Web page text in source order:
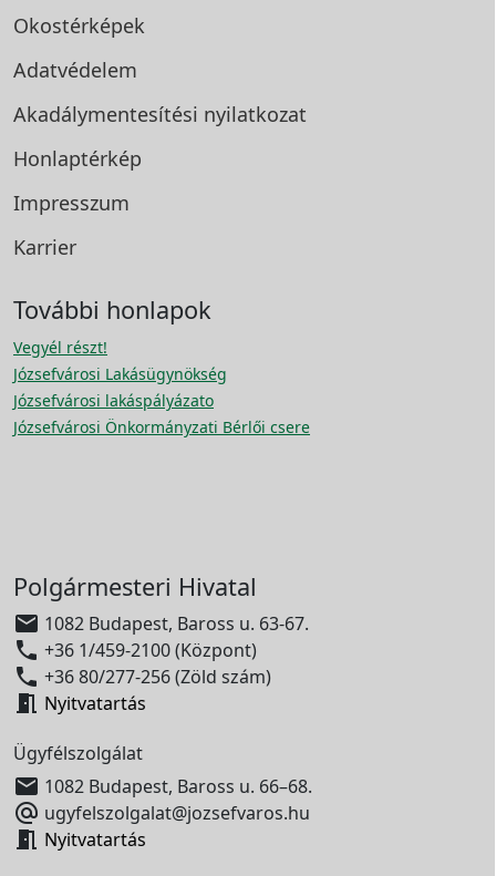
Okostérképek
Adatvédelem
Akadálymentesítési nyilatkozat
Honlaptérkép
Impresszum
Karrier
További honlapok
Vegyél részt!
Józsefvárosi Lakásügynökség
Józsefvárosi lakáspályázato
Józsefvárosi Önkormányzati Bérlői csere
Polgármesteri Hivatal
 1082 Budapest, Baross u. 63-67.
 +36 1/459-2100 (Központ)
 +36 80/277-256 (Zöld szám)
 Nyitvatartás
Ügyfélszolgálat
 1082 Budapest, Baross u. 66–68.
 ugyfelszolgalat@jozsefvaros.hu
 Nyitvatartás